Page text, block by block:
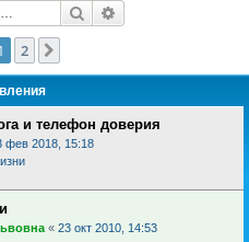
Поиск
2
и телефон доверия
фев 2018, 15:18
« 23 окт 2010, 14:53